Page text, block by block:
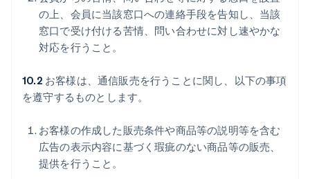
の上、会員に当該窓口への連絡手段を告知し、当該
窓口で受け付ける苦情、問い合わせに対し速やかな
対応を行うこと。
10.2 お客様は、通信販売を行うことに関し、以下の事項
を遵守するものとします。
お客様の作成した販売条件や商品等の説明等を含む
広告の表示内容に基づく瑕疵のない商品等の販売、
提供を行うこと。